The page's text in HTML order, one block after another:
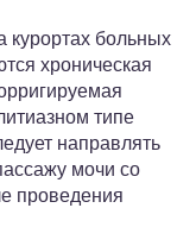
курортах больных
хроническая
типе
направлять
мочи со
проведения